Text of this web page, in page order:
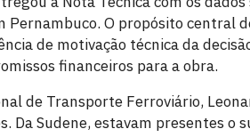
Pernambuco. O propósito central
de motivação técnica da
financeiros para a obra.
de Transporte Ferroviário,
Da Sudene, estavam presentes o